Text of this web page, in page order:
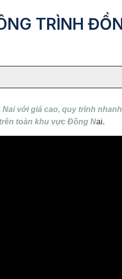
TRÌNH
với giá cao, quy trình
toàn khu vực Đồng Nai.